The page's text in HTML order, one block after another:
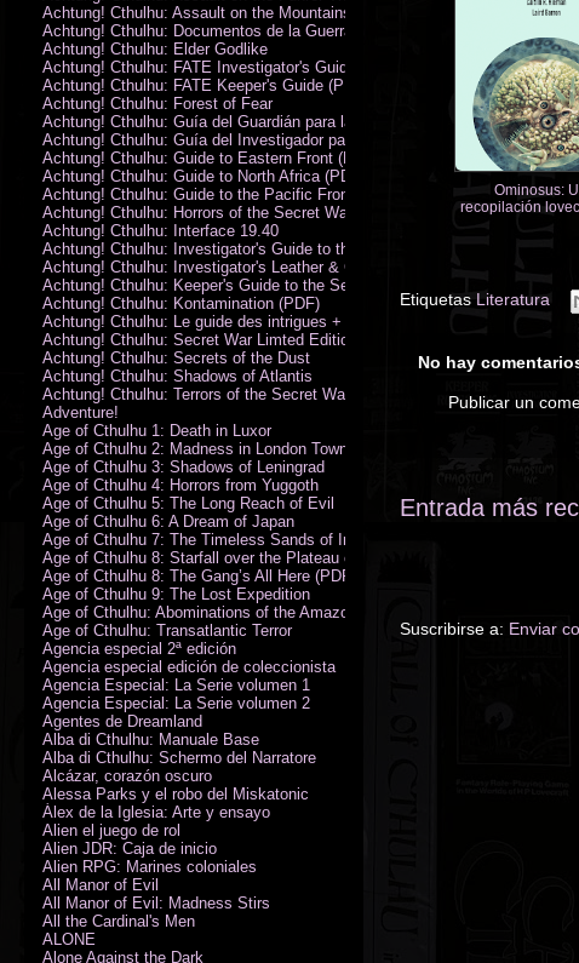
Ominosus:
recopilación
Etiquetas Literatura
No hay
Publicar un
Entrada más
Suscribirse a: Enviar
Achtung! Cthulhu: Assault on the Mountains of Madness
Achtung! Cthulhu: Documentos de la Guerra Secreta
Achtung! Cthulhu: Elder Godlike
Achtung! Cthulhu: FATE Investigator's Guide (PDF)
Achtung! Cthulhu: FATE Keeper's Guide (PDF)
Achtung! Cthulhu: Forest of Fear
Achtung! Cthulhu: Guía del Guardián para la Guerra Secreta
Achtung! Cthulhu: Guía del Investigador para la Guerra Secreta
Achtung! Cthulhu: Guide to Eastern Front (PDF)
Achtung! Cthulhu: Guide to North Africa (PDF)
Achtung! Cthulhu: Guide to the Pacific Front
Achtung! Cthulhu: Horrors of the Secret War
Achtung! Cthulhu: Interface 19.40
Achtung! Cthulhu: Investigator's Guide to the Secret War
Achtung! Cthulhu: Investigator's Leather & Canvas Bag
Achtung! Cthulhu: Keeper's Guide to the Secret War
Achtung! Cthulhu: Kontamination (PDF)
Achtung! Cthulhu: Le guide des intrigues + ecran
Achtung! Cthulhu: Secret War Limted Edition Book
Achtung! Cthulhu: Secrets of the Dust
Achtung! Cthulhu: Shadows of Atlantis
Achtung! Cthulhu: Terrors of the Secret War
Adventure!
Age of Cthulhu 1: Death in Luxor
Age of Cthulhu 2: Madness in London Town
Age of Cthulhu 3: Shadows of Leningrad
Age of Cthulhu 4: Horrors from Yuggoth
Age of Cthulhu 5: The Long Reach of Evil
Age of Cthulhu 6: A Dream of Japan
Age of Cthulhu 7: The Timeless Sands of India
Age of Cthulhu 8: Starfall over the Plateau of Leng
Age of Cthulhu 8: The Gang’s All Here (PDF)
Age of Cthulhu 9: The Lost Expedition
Age of Cthulhu: Abominations of the Amazon
Age of Cthulhu: Transatlantic Terror
Agencia especial 2ª edición
Agencia especial edición de coleccionista
Agencia Especial: La Serie volumen 1
Agencia Especial: La Serie volumen 2
Agentes de Dreamland
Alba di Cthulhu: Manuale Base
Alba di Cthulhu: Schermo del Narratore
Alcázar, corazón oscuro
Alessa Parks y el robo del Miskatonic
Álex de la Iglesia: Arte y ensayo
Alien el juego de rol
Alien JDR: Caja de inicio
Alien RPG: Marines coloniales
All Manor of Evil
All Manor of Evil: Madness Stirs
All the Cardinal's Men
ALONE
Alone Against the Dark